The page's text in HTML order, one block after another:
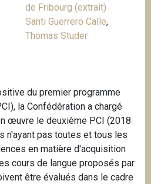
de Fribourg (extrait)
Santi Guerrero Calle,
Thomas Studer
du premier programme
la Confédération a chargé
œuvre le deuxième PCI (2018
n'ayant pas toutes et tous les
en matière d'acquisition
cours de langue proposés par
être évalués dans le cadre